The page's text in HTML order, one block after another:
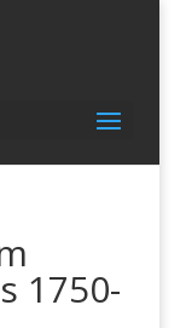
1750-